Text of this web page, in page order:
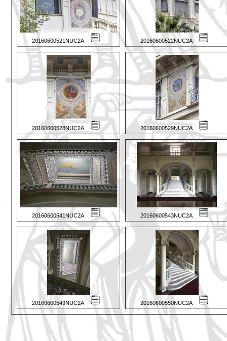
20160600521NUC2A 20160600522NUC2A
20160600528NUC2A 20160600529NUC2A
20160600541NUC2A 20160600543NUC2A
20160600549NUC2A 20160600550NUC2A